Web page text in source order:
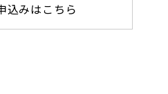
込みはこちら